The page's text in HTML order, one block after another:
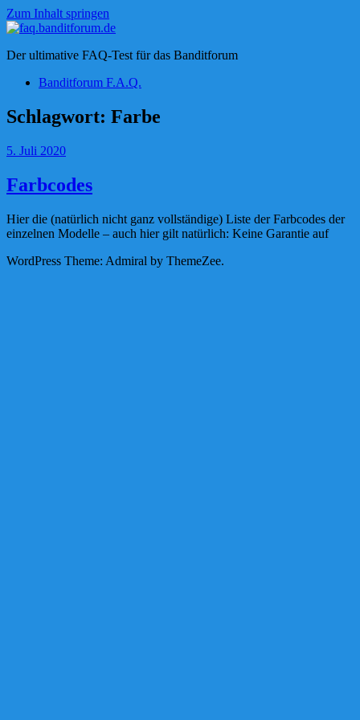
Zum Inhalt springen
faq.banditforum.de
Der ultimative FAQ-Test für das Banditforum
Banditforum F.A.Q.
Schlagwort: Farbe
5. Juli 2020
Farbcodes
Hier die (natürlich nicht ganz vollständige) Liste der Farbcodes der
einzelnen Modelle – auch hier gilt natürlich: Keine Garantie auf
WordPress Theme: Admiral by ThemeZee.